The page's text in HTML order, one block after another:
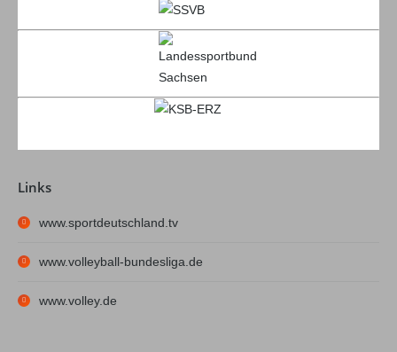
Links
www.sportdeutschland.tv
www.volleyball-bundesliga.de
www.volley.de